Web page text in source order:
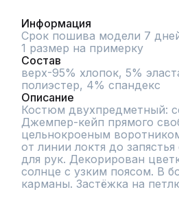
Информация
Срок пошива модели 7
1 размер на примерку
Состав
верх-95% хлопок, 5%
полиэстер, 4% спандекс
Описание
Костюм двухпредметный:
Джемпер-кейп прямого
цельнокроеным
от линии локтя до
для рук. Декорирован
солнце с узким поясом. В
карманы. Застёжка на